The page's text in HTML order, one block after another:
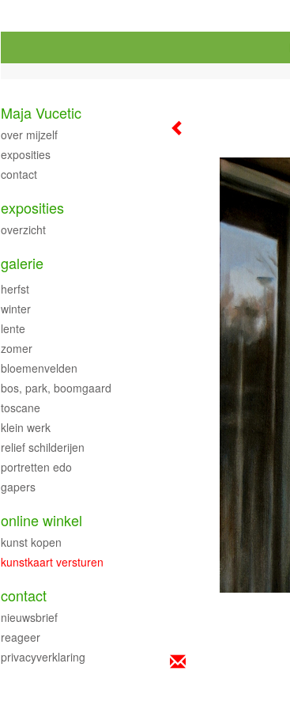
Maja Vucetic
over mijzelf
exposities
contact
exposities
overzicht
galerie
herfst
winter
lente
zomer
bloemenvelden
bos, park, boomgaard
toscane
klein werk
relief schilderijen
portretten edo
gapers
online winkel
kunst kopen
kunstkaart versturen
contact
nieuwsbrief
reageer
privacyverklaring